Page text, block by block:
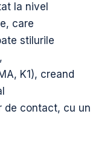
la nivel
care
stilurile
K1), creand
de contact, cu un